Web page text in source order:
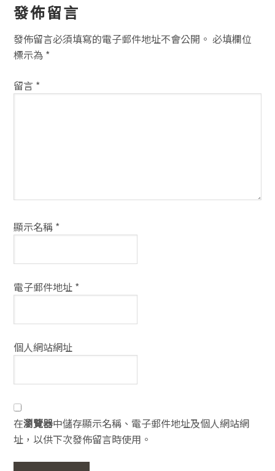
讀
者
互
動
方
發佈留言
發佈留言必須填寫的電子郵件地址不會公開。 必填欄位
標示為 *
留言 *
顯示名稱 *
電子郵件地址 *
個人網站網址
在瀏覽器中儲存顯示名稱、電子郵件地址及個人網站網
址，以供下次發佈留言時使用。